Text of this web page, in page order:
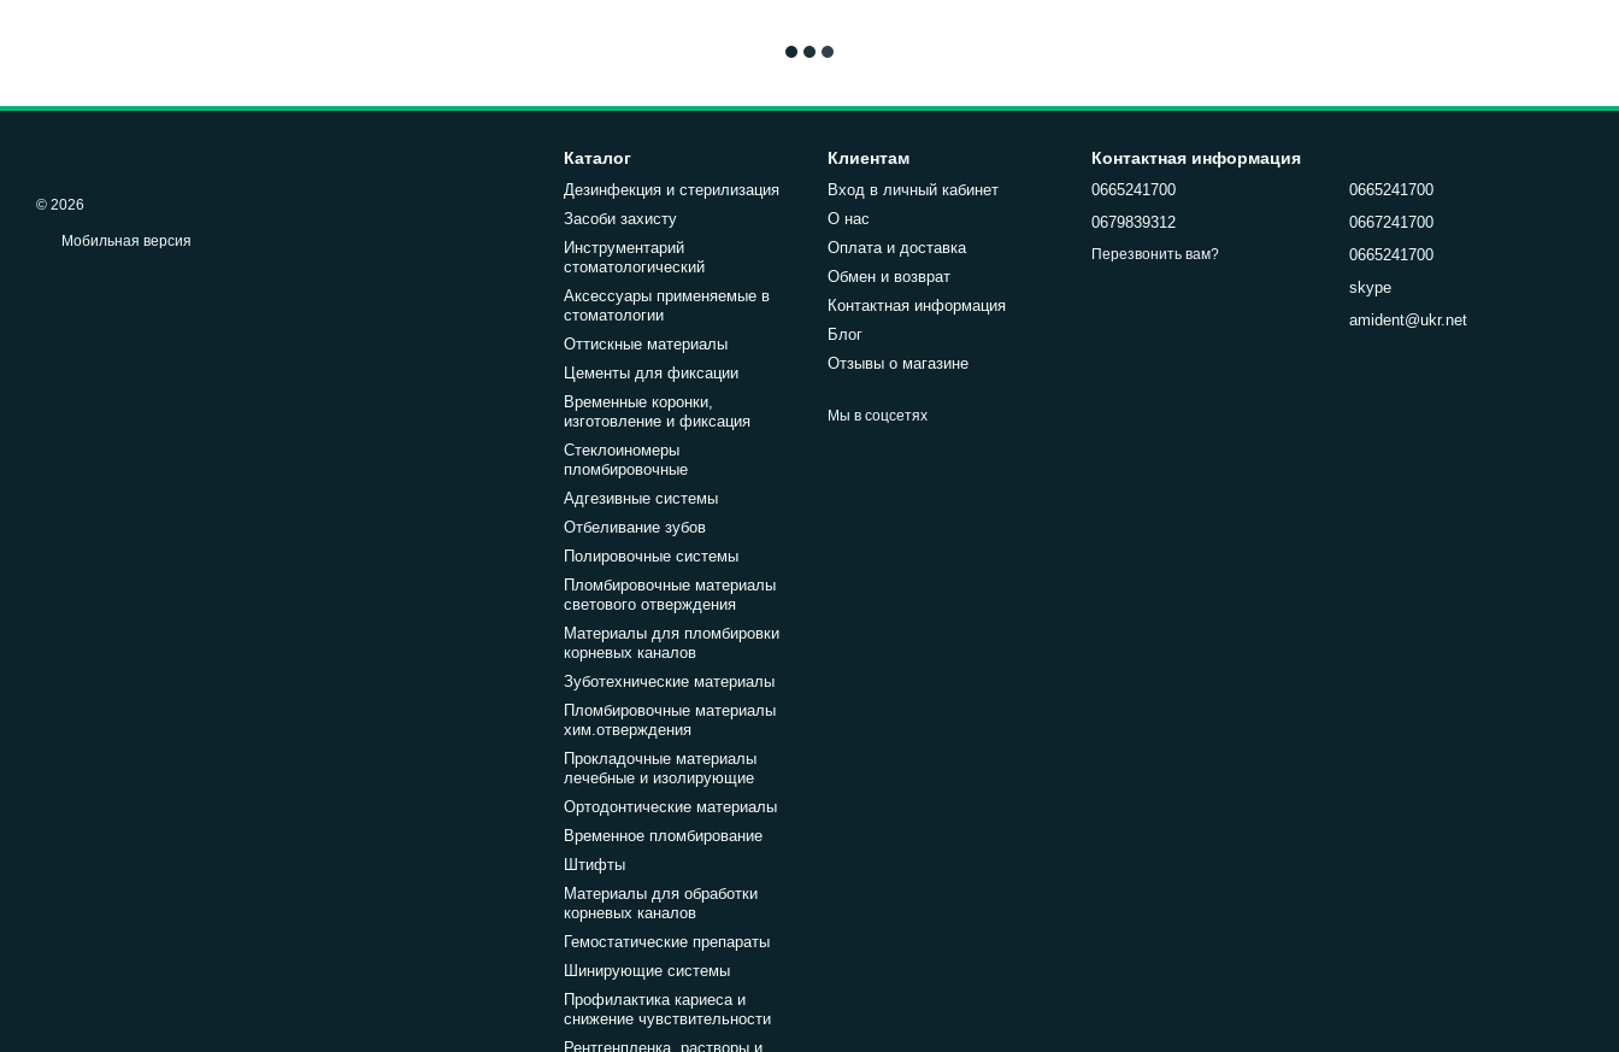
© 2026
Мобильная версия
Каталог
Дезинфекция и стерилизация
Засоби захисту
Инструментарий
стоматологический
Аксессуары применяемые в
стоматологии
Оттискные материалы
Цементы для фиксации
Временные коронки,
изготовление и фиксация
Стеклоиномеры
пломбировочные
Адгезивные системы
Отбеливание зубов
Полировочные системы
Пломбировочные материалы
светового отверждения
Материалы для пломбировки
корневых каналов
Зуботехнические материалы
Пломбировочные материалы
хим.отверждения
Прокладочные материалы
лечебные и изолирующие
Ортодонтические материалы
Временное пломбирование
Штифты
Материалы для обработки
корневых каналов
Гемостатические препараты
Шинирующие системы
Профилактика кариеса и
снижение чувствительности
Рентгенпленка, растворы и
Клиентам
Вход в личный кабинет
О нас
Оплата и доставка
Обмен и возврат
Контактная информация
Блог
Отзывы о магазине
Мы в соцсетях
Контактная информация
0665241700
0679839312
Перезвонить вам?
0665241700
0667241700
0665241700
skype
amident@ukr.net